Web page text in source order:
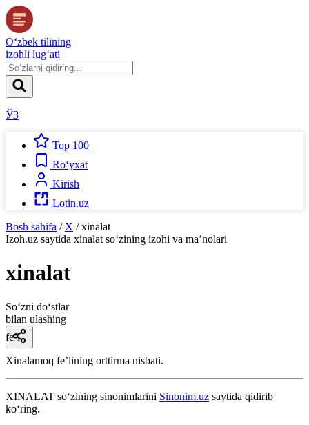
O‘zbek tilining
izohli lug‘ati
ЎЗ
Top 100
Ro‘yxat
Kirish
Lotin.uz
Bosh sahifa / X / xinalat
Izoh.uz saytida xinalat so‘zining izohi va ma’nolari
xinalat
So‘zni do‘stlar
bilan ulashing
fe’l
Xinalamoq feʼlining orttirma nisbati.
XINALAT so‘zining sinonimlarini Sinonim.uz saytida qidirib
ko‘ring.